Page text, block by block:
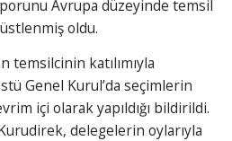
Avrupa düzeyinde temsil
oldu.
temsilcinin katılımıyla
Genel Kurul’da seçimlerin
içi olarak yapıldığı bildirildi.
delegelerin oylarıyla